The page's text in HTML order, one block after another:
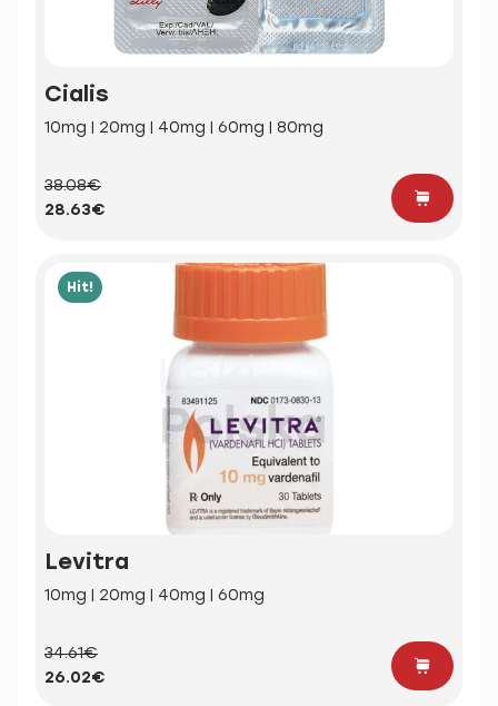
Cialis
10mg | 20mg | 40mg | 60mg | 80mg
38.08€
28.63€
Hit!
Levitra
10mg | 20mg | 40mg | 60mg
34.61€
26.02€